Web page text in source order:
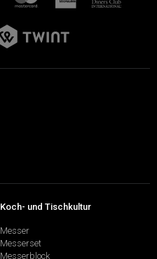
Koch- und Tischkultur
Messer
Messerset
Messerblock